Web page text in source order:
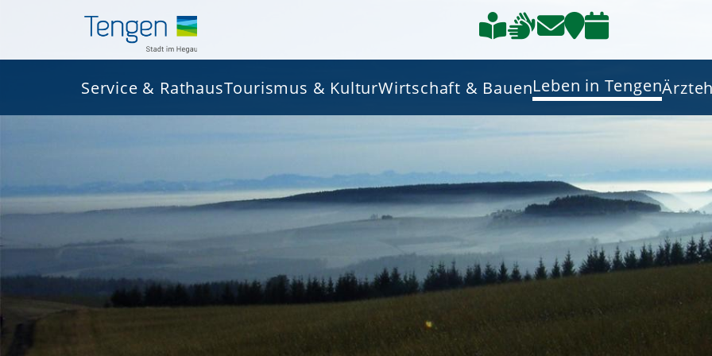
Service & RathausTourismus & KulturWirtschaft & BauenLeben in Tengen